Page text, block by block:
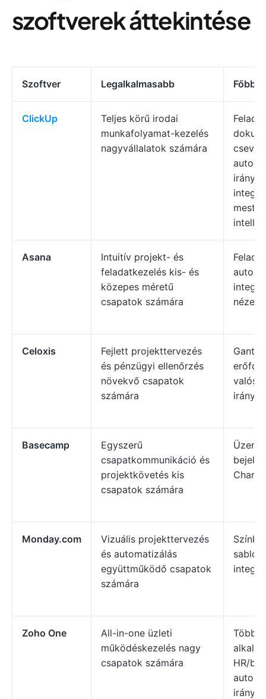
szoftverek áttekintése
Szoftver Legalkalmasabb Főbb
ClickUp
Teljes körű irodai
munkafolyamat-kezelés
nagyvállalatok számára
Asana
Intuitív projekt- és
feladatkezelés kis- és
közepes méretű
csapatok számára
nézet
Celoxis
Fejlett projekttervezés
és pénzügyi ellenőrzés
növekvő csapatok
számára
Gantt-
valós
Basecamp
Egyszerű
csapatkommunikáció és
projektkövetés kis
csapatok számára
Charts
Monday.com
Vizuális projekttervezés
és automatizálás
együttműködő csapatok
számára
Zoho One
All-in-one üzleti
működéskezelés nagy
csapatok számára
Több
HR/